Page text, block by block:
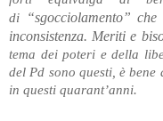
di
“sgocciolamento”
inconsistenza. Meriti e
tema dei poteri e della
del Pd sono questi, è
in questi quarant’anni.